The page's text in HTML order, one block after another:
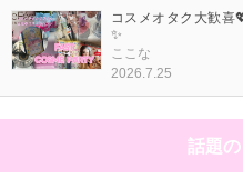
コスメオタク大歓喜
✨
ここな
2026.7.25
話題